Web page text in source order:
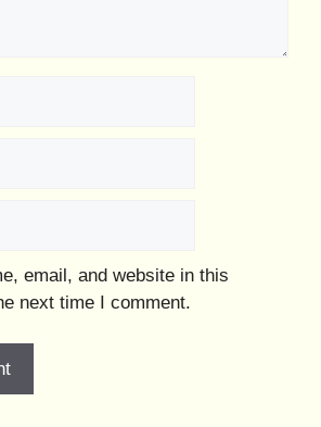
email, and website in this
next time I comment.